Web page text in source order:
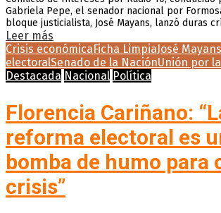
Gabriela Pepe, el senador nacional por
bloque justicialista, José Mayans, lanzó duras
Leer más
Crisis económica Ficha LimpiaJosé Mayans
electoralSenado de la NaciónUnión por
Destacada Nacional Política
Florencia Cariñano:
reforma electoral es
bomba de humo para
crisis”